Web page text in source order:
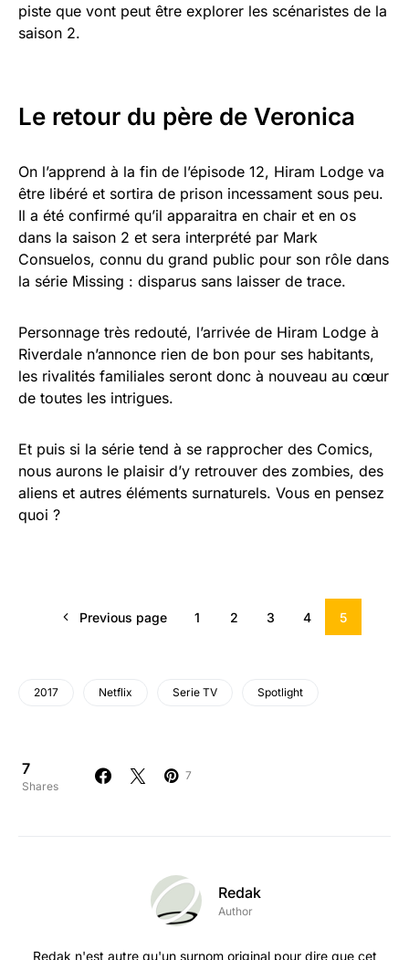
piste que vont peut être explorer les scénaristes de la
saison 2.
Le retour du père de Veronica
On l’apprend à la fin de l’épisode 12, Hiram Lodge va
être libéré et sortira de prison incessament sous peu.
Il a été confirmé qu’il apparaitra en chair et en os
dans la saison 2 et sera interprété par Mark
Consuelos, connu du grand public pour son rôle dans
la série Missing : disparus sans laisser de trace.
Personnage très redouté, l’arrivée de Hiram Lodge à
Riverdale n’annonce rien de bon pour ses habitants,
les rivalités familiales seront donc à nouveau au cœur
de toutes les intrigues.
Et puis si la série tend à se rapprocher des Comics,
nous aurons le plaisir d’y retrouver des zombies, des
aliens et autres éléments surnaturels. Vous en pensez
quoi ?
Previous page 1 2 3 4 5
2017 Netflix Serie TV Spotlight
7
Shares
7
Redak
Author
Redak n'est autre qu'un surnom original pour dire que cet